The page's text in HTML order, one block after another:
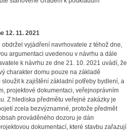
12. 11. 2021
vyjádření navrhovatele z téhož dne,
argumentaci uvedenou v návrhu a dále
k návrhu ze dne 21. 10. 2021 uvádí, že
charakter domu pouze na základě
k zajištění základní potřeby bydlení, a
projektové dokumentaci, veřejnoprávním
Z hlediska předmětu veřejné zakázky je
zcela bezvýznamné, protože předmět
prováděného dozoru je dán
dokumentací, které stavbu zařazují